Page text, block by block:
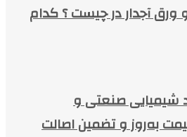
آجدار در چیست ؟ کدام
شیمیایی صنعتی و
به‌روز و تضمین اصالت